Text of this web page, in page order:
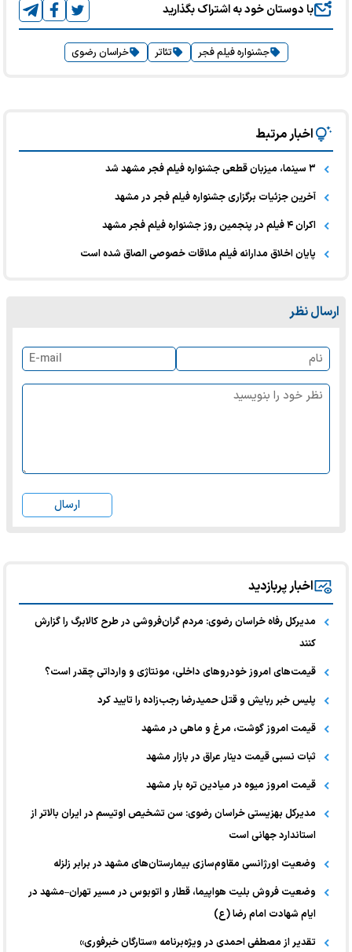
با دوستان خود به اشتراک بگذارید
جشنواره فیلم فجر تئاتر خراسان رضوی
اخبار مرتبط
۳ سینما، میزبان قطعی جشنواره فیلم فجر مشهد شد
آخرین جزئیات برگزاری جشنواره فیلم فجر در مشهد
اکران ۴ فیلم در پنجمین روز جشنواره فیلم فجر مشهد
پایان اخلاق مدارانه فیلم ملاقات خصوصی الصاق شده است
ارسال نظر
ارسال
اخبار پربازدید
مدیرکل رفاه خراسان رضوی: مردم گران‌فروشی در طرح کالابرگ را گزارش
کنند
قیمت‌های امروز خودرو‌های داخلی، مونتاژی و وارداتی چقدر است؟
پلیس خبر ربایش و قتل حمیدرضا رجب‌زاده را تایید کرد
قیمت امروز گوشت، مرغ و ماهی در مشهد
ثبات نسبی قیمت دینار عراق در بازار مشهد
قیمت امروز میوه در میادین تره بار مشهد
مدیرکل بهزیستی خراسان رضوی: سن تشخیص اوتیسم در ایران بالاتر از
استاندارد جهانی است
وضعیت اورژانسی مقاوم‌سازی بیمارستان‌های مشهد در برابر زلزله
وضعیت فروش بلیت هواپیما، قطار و اتوبوس در مسیر تهران–مشهد در
ایام شهادت امام رضا (ع)
تقدیر از مصطفی احمدی در ویژه‌برنامه «ستارگان خبرفوری»